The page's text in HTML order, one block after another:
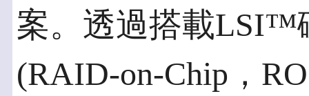
案。透過搭載LSI™
(RAID-on-Chip，